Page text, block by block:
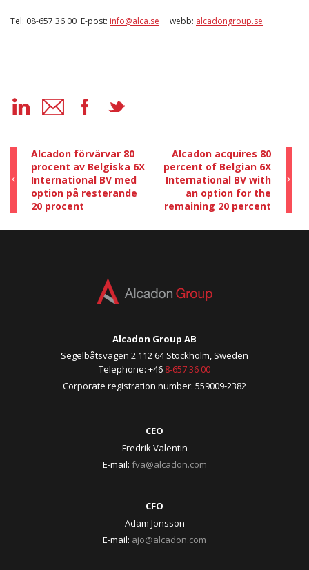
Tel: 08-657 36 00 E-post: info@alca.se webb: alcadongroup.se
Alcadon förvärvar 80
procent av Belgiska 6X
International BV med
option på resterande
20 procent
Alcadon acquires 80
percent of Belgian 6X
International BV with
an option for the
remaining 20 percent
Alcadon Group AB
Segelbåtsvägen 2 112 64 Stockholm, Sweden
Telephone: +46 8-657 36 00
Corporate registration number: 559009-2382
CEO
Fredrik Valentin
E-mail: fva@alcadon.com
CFO
Adam Jonsson
E-mail: ajo@alcadon.com